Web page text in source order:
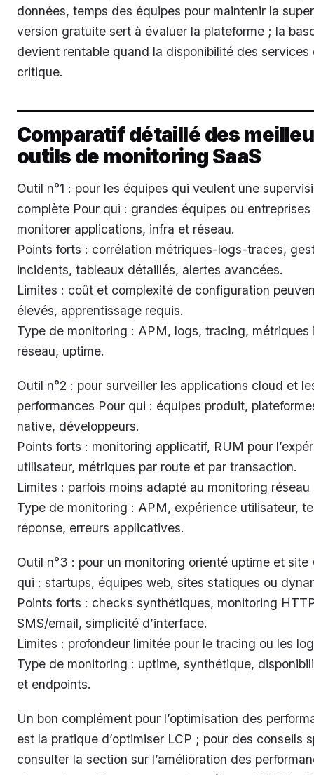
données, temps des équipes pour maintenir la
version gratuite sert à évaluer la plateforme ; la
devient rentable quand la disponibilité des services
critique.
Comparatif détaillé des
outils de monitoring SaaS
Outil n°1 : pour les équipes qui veulent une
complète Pour qui : grandes équipes ou
monitorer applications, infra et réseau.
Points forts : corrélation métriques-logs-traces,
incidents, tableaux détaillés, alertes avancées.
Limites : coût et complexité de configuration
élevés, apprentissage requis.
Type de monitoring : APM, logs, tracing, métriques
réseau, uptime.
Outil n°2 : pour surveiller les applications cloud et
performances Pour qui : équipes produit,
native, développeurs.
Points forts : monitoring applicatif, RUM pour
utilisateur, métriques par route et par transaction.
Limites : parfois moins adapté au monitoring réseau
Type de monitoring : APM, expérience utilisateur,
réponse, erreurs applicatives.
Outil n°3 : pour un monitoring orienté uptime et site
qui : startups, équipes web, sites statiques ou
Points forts : checks synthétiques, monitoring
SMS/email, simplicité d’interface.
Limites : profondeur limitée pour le tracing ou les
Type de monitoring : uptime, synthétique,
et endpoints.
Un bon complément pour l’optimisation des
est la pratique d’optimiser LCP ; pour des conseils
consulter la section sur l’amélioration des